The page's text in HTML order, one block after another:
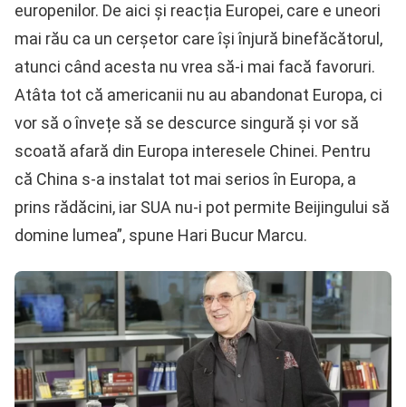
europenilor. De aici și reacția Europei, care e uneori
mai rău ca un cerșetor care își înjură binefăcătorul,
atunci când acesta nu vrea să-i mai facă favoruri.
Atâta tot că americanii nu au abandonat Europa, ci
vor să o învețe să se descurce singură și vor să
scoată afară din Europa interesele Chinei. Pentru
că China s-a instalat tot mai serios în Europa, a
prins rădăcini, iar SUA nu-i pot permite Beijingului să
domine lumea”, spune Hari Bucur Marcu.